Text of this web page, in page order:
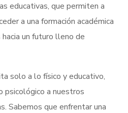
educativas, que permiten a
a una formación académica
un futuro lleno de
solo a lo físico y educativo,
psicológico a nuestros
Sabemos que enfrentar una